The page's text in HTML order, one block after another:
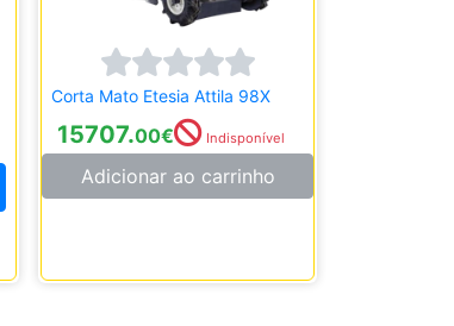
Corta Mato Etesia Attila 98X
15707.00€ Indisponível
Adicionar ao carrinho